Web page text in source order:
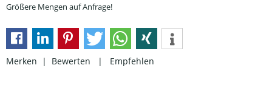
Größere Mengen auf Anfrage!
Merken | Bewerten | Empfehlen